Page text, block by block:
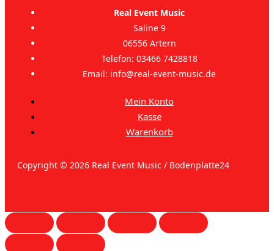
Real Event Music
Saline 9
06556 Artern
Telefon: 03466 7428818
Email: info@real-event-music.de
Mein Konto
Kasse
Warenkorb
Copyright © 2026 Real Event Music / Bodenplatte24